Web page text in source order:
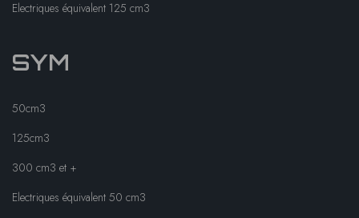
Electriques équivalent 125 cm3
SYM
50cm3
125cm3
300 cm3 et +
Electriques équivalent 50 cm3